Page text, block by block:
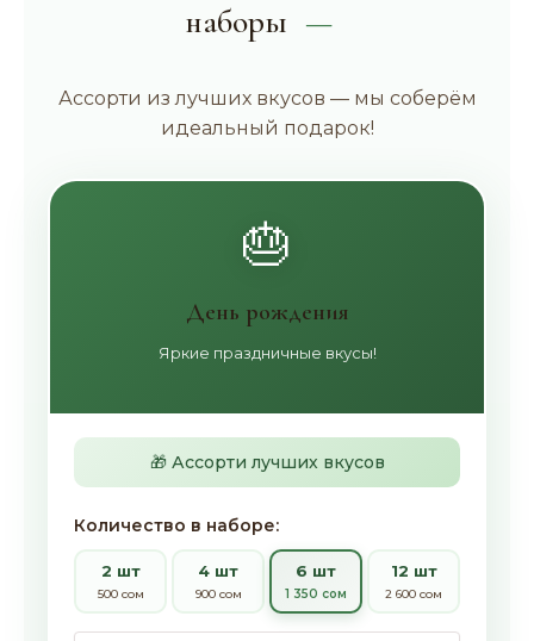
наборы
Ассорти из лучших вкусов — мы соберём
идеальный подарок!
🎂
День рождения
Яркие праздничные вкусы!
🎁 Ассорти лучших вкусов
Количество в наборе:
2 шт
500 сом
4 шт
900 сом
6 шт
1 350 сом
12 шт
2 600 сом